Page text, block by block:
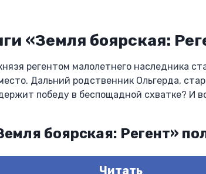
«Земля боярская:
регентом малолетнего наследника
Дальний родственник Ольгерда,
победу в беспощадной схватке? И
боярская: Регент»
Читать